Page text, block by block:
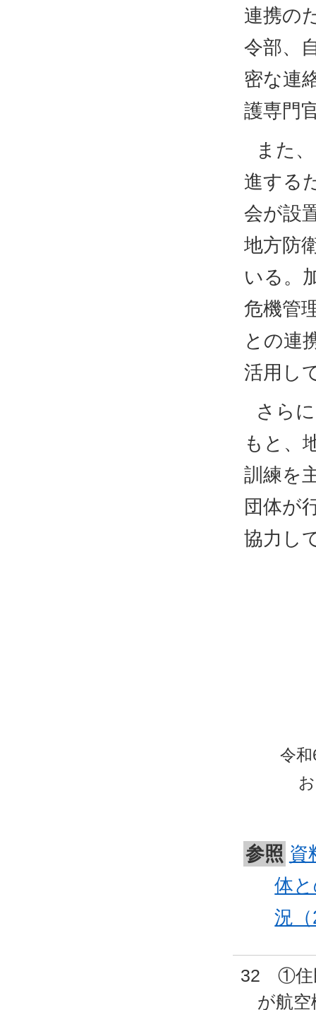
連携の
令部、
密な連
護専門
また
進する
会が設
地方防
いる。
危機管
との連
活用し
さら
もと、
訓練を
団体が
協力し
令
参照 資
体
況
32 ①住
が航